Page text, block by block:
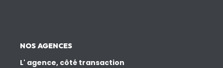
NOS AGENCES
L' agence, côté transaction